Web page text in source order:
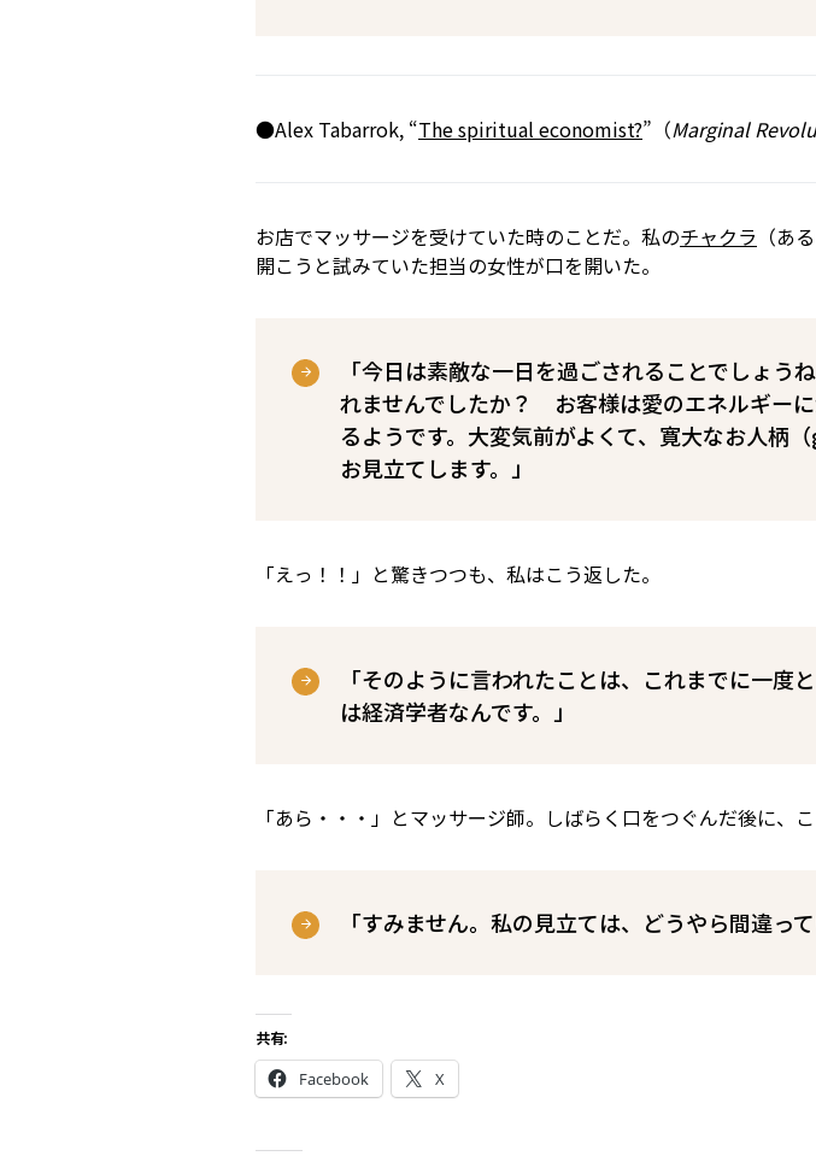
●Alex Tabarrok, “The spiritual economist?”（Marginal
お店でマッサージを受けていた時のことだ。私のチャクラ （あ
開こうと試みていた担当の女性が口を開いた。
「今日は素敵な一日を過ごされることでしょう
れませんでしたか？ お客様は愛のエネルギー
るようです。大変気前がよくて、寛大なお人柄
お見立てします。」
「えっ！！」と驚きつつも、私はこう返した。
「そのように言われたことは、これまでに一度
は経済学者なんです。」
「あら・・・」とマッサージ師。しばらく口をつぐんだ後に、こ
「すみません。私の見立ては、どうやら間違っ
共有:
Facebook X